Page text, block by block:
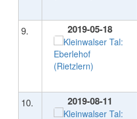
9. 2019-05-18
10. 2019-08-11